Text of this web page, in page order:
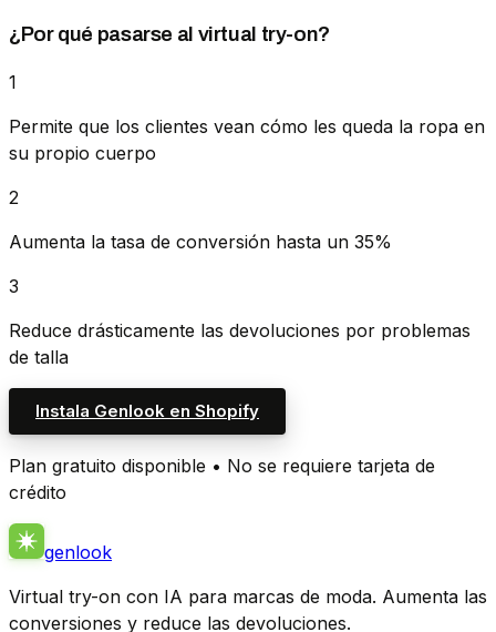
¿Por qué pasarse al virtual try-on?
1
Permite que los clientes vean cómo les queda la ropa en
su propio cuerpo
2
Aumenta la tasa de conversión hasta un 35%
3
Reduce drásticamente las devoluciones por problemas
de talla
Instala Genlook en Shopify
Plan gratuito disponible • No se requiere tarjeta de
crédito
genlook
Virtual try-on con IA para marcas de moda. Aumenta las
conversiones y reduce las devoluciones.